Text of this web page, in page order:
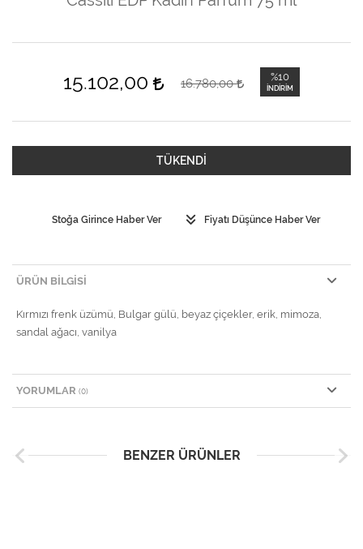
15.102,00 16.780,00 %10
İNDIRIM
TÜKENDİ
Stoğa Girince Haber Ver Fiyatı Düşünce Haber Ver
ÜRÜN BILGISI
Kırmızı frenk üzümü, Bulgar gülü, beyaz çiçekler, erik, mimoza,
sandal ağacı, vanilya
YORUMLAR (0)
BENZER ÜRÜNLER